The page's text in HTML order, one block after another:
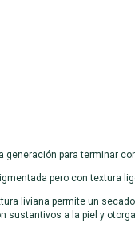
generación para terminar
pero con textura
liviana permite un
sustantivos a la piel y